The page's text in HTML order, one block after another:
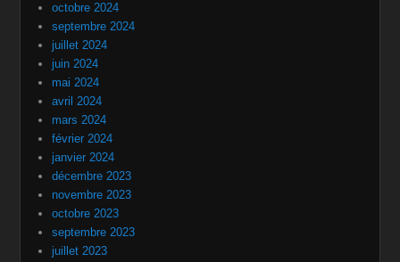
octobre 2024
septembre 2024
juillet 2024
juin 2024
mai 2024
avril 2024
mars 2024
février 2024
janvier 2024
décembre 2023
novembre 2023
octobre 2023
septembre 2023
juillet 2023